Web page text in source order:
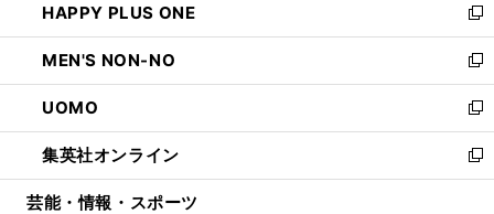
く
で
開
く
ド
ウ
で
開
く
ィ
ン
ド
ウ
で
開
く
い
ウ
ィ
ン
ド
ウ
で
開
HAPPY PLUS ONE
新
し
い
ウ
ィ
ン
ド
ウ
MEN'S NON-NO
新
し
い
ウ
ィ
ン
UOMO
新
し
い
ウ
集英社オンライン
新
し
芸能・情報・スポーツ